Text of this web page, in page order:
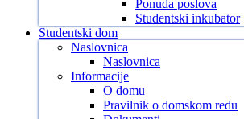
Ponuda poslova
Studentski inkubator
Studentski dom
Naslovnica
Naslovnica
Informacije
O domu
Pravilnik o domskom redu